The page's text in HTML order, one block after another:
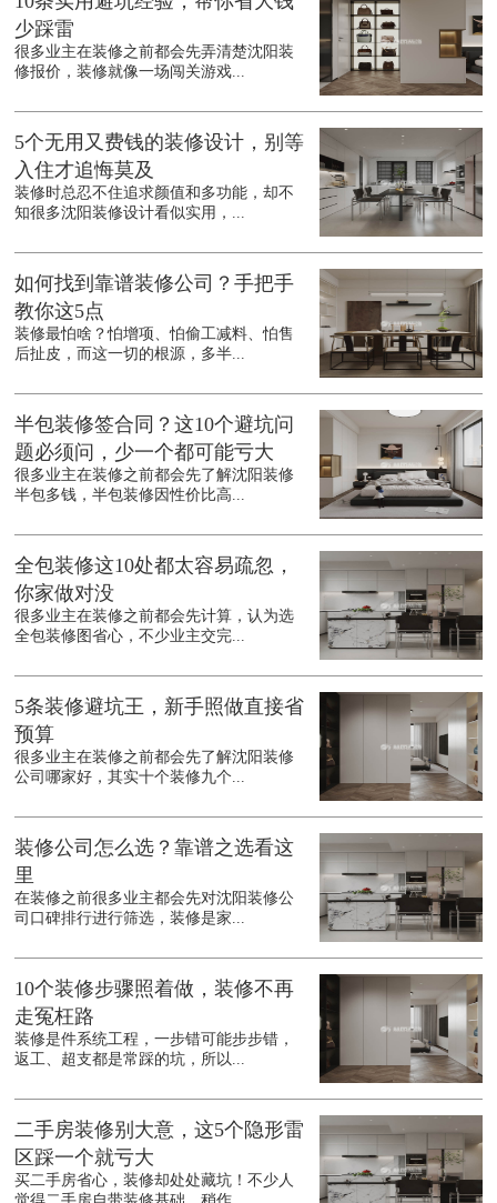
少踩雷
很多业主在装修之前都会先弄清楚沈阳装
修报价，装修就像一场闯关游戏...
5个无用又费钱的装修设计，别等
入住才追悔莫及
装修时总忍不住追求颜值和多功能，却不
知很多沈阳装修设计看似实用，...
如何找到靠谱装修公司？手把手
教你这5点
装修最怕啥？怕增项、怕偷工减料、怕售
后扯皮，而这一切的根源，多半...
半包装修签合同？这10个避坑问
题必须问，少一个都可能亏大
很多业主在装修之前都会先了解沈阳装修
半包多钱，半包装修因性价比高...
全包装修这10处都太容易疏忽，
你家做对没
很多业主在装修之前都会先计算，认为选
全包装修图省心，不少业主交完...
5条装修避坑王，新手照做直接省
预算
很多业主在装修之前都会先了解沈阳装修
公司哪家好，其实十个装修九个...
装修公司怎么选？靠谱之选看这
里
在装修之前很多业主都会先对沈阳装修公
司口碑排行进行筛选，装修是家...
10个装修步骤照着做，装修不再
走冤枉路
装修是件系统工程，一步错可能步步错，
返工、超支都是常踩的坑，所以...
二手房装修别大意，这5个隐形雷
区踩一个就亏大
买二手房省心，装修却处处藏坑！不少人